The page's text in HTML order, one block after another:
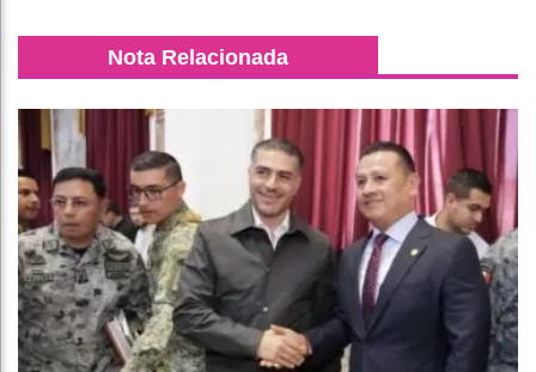
Nota Relacionada